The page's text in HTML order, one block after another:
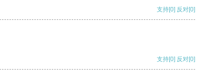
支持[0] 反对[0]
支持[0] 反对[0]